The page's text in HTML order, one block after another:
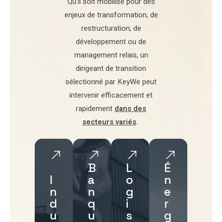
enjeux de transformation, de
restructuration, de
développementou de
management relais, un
dirigeant de transition
sélectionné par KeyWe peut
intervenir efficacement et
rapidement dans des
secteurs variés.
I
n
d
u
B
a
n
q
u
L
o
g
i
s
É
n
e
r
g